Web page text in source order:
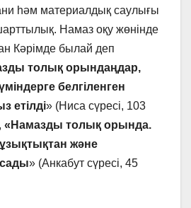
һәм материалдық саулығы
Намаз оқу жөнінде
Кәрімде былай деп
толық орындаңдар,
белгіленген
етілді» (Ниса сүресі, 103
«Намазды толық орында.
және
» (Анкабут сүресі, 45